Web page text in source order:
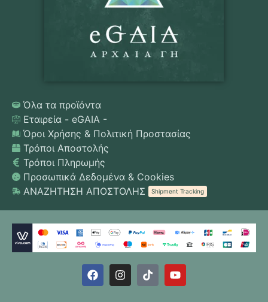
Όλα τα προϊόντα
Εταιρεία - eGAIA -
Όροι Χρήσης & Πολιτική Προστασίας
Τρόποι Αποστολής
Τρόποι Πληρωμής
Προσωπικά Δεδομένα & Cookies
ΑΝΑΖΗΤΗΣΗ ΑΠΟΣΤΟΛΗΣ
Shipment Tracking